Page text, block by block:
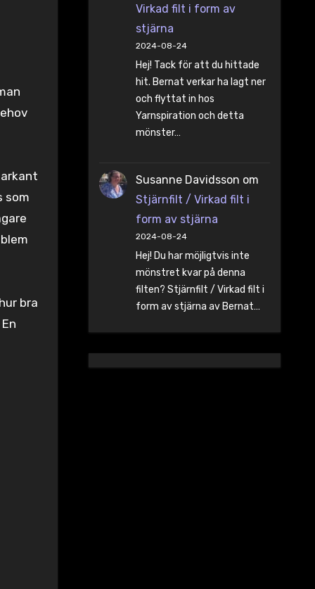
som
bra
Virkad filt i form av
stjärna
2024-08-24
Hej! Tack för att du hittade
hit. Bernat verkar ha lagt ner
och flyttat in hos
Yarnspiration och detta
mönster…
Susanne Davidsson om
Stjärnfilt / Virkad filt i
form av stjärna
2024-08-24
Hej! Du har möjligtvis inte
mönstret kvar på denna
filten? Stjärnfilt / Virkad filt i
form av stjärna av Bernat…